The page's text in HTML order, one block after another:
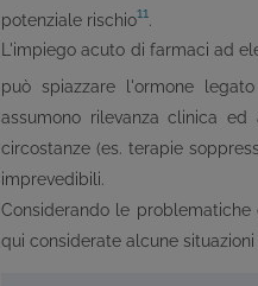
potenziale rischio11.
L'impiego acuto di farmaci ad
può spiazzare l'ormone
assumono rilevanza clinica ed
circostanze (es. terapie
imprevedibili.
Considerando le
qui considerate alcune